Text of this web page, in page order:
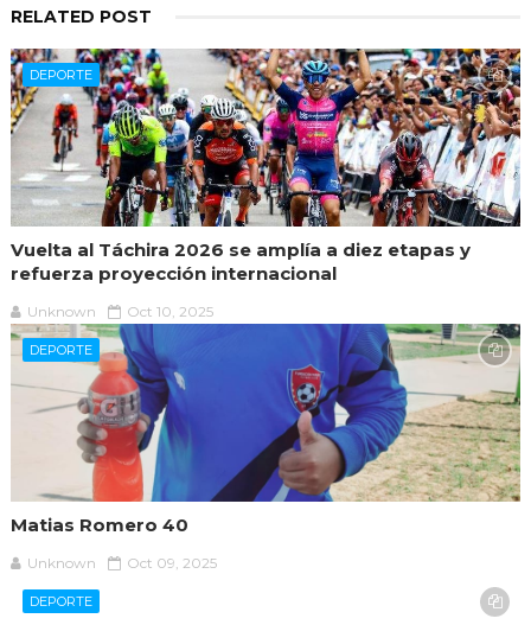
RELATED POST
DEPORTE
Vuelta al Táchira 2026 se amplía a diez etapas y
refuerza proyección internacional
Unknown Oct 10, 2025
DEPORTE
Matias Romero 40
Unknown Oct 09, 2025
DEPORTE